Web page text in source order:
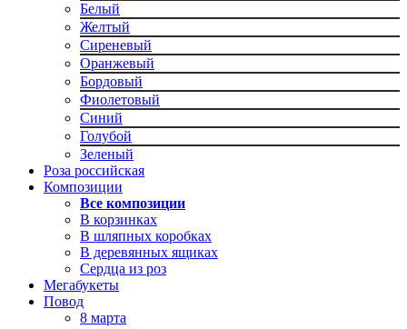
Белый
Желтый
Сиреневый
Оранжевый
Бордовый
Фиолетовый
Синий
Голубой
Зеленый
Роза российская
Композиции
Все композиции
В корзинках
В шляпных коробках
В деревянных ящиках
Сердца из роз
Мегабукеты
Повод
8 марта